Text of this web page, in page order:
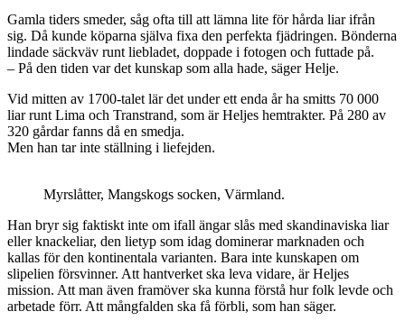
Gamla tiders smeder, såg ofta till att lämna lite för hårda liar ifrån
sig. Då kunde köparna själva fixa den perfekta fjädringen. Bönderna
lindade säckväv runt liebladet, doppade i fotogen och futtade på.
– På den tiden var det kunskap som alla hade, säger Helje.
Vid mitten av 1700-talet lär det under ett enda år ha smitts 70 000
liar runt Lima och Transtrand, som är Heljes hemtrakter. På 280 av
320 gårdar fanns då en smedja.
Men han tar inte ställning i liefejden.
Myrslåtter, Mangskogs socken, Värmland.
Han bryr sig faktiskt inte om ifall ängar slås med skandinaviska liar
eller knackeliar, den lietyp som idag dominerar marknaden och
kallas för den kontinentala varianten. Bara inte kunskapen om
slipelien försvinner. Att hantverket ska leva vidare, är Heljes
mission. Att man även framöver ska kunna förstå hur folk levde och
arbetade förr. Att mångfalden ska få förbli, som han säger.